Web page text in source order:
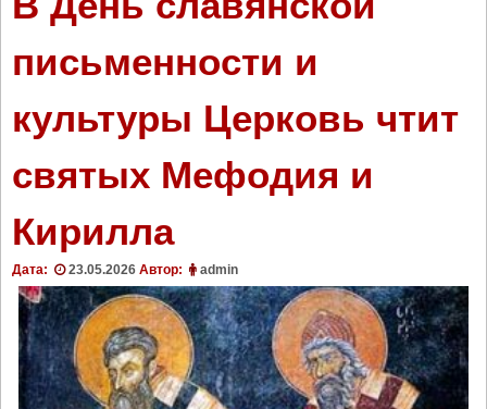
письменности и
культуры Церковь чтит
святых Мефодия и
Кирилла
Дата: 23.05.2026 Автор: admin